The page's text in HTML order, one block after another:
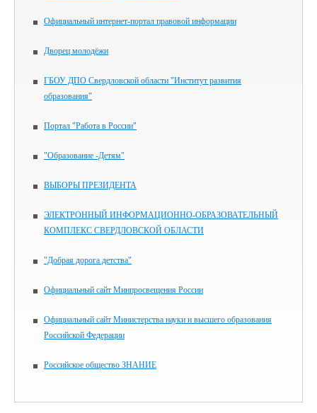
Официальный интернет-портал правовой информации
Дворец молодёжи
ГБОУ ДПО Свердловской области "Институт развития
образования"
Портал "Работа в России"
"Образование -Детям"
ВЫБОРЫ ПРЕЗИДЕНТА
ЭЛЕКТРОННЫЙ ИНФОРМАЦИОННО-ОБРАЗОВАТЕЛЬНЫЙ
КОМПЛЕКС СВЕРДЛОВСКОЙ ОБЛАСТИ
"Добрая дорога детства"
Официальный сайт Минпросвещения России
Официальный сайт Министерства науки и высшего образования
Российской Федерации
Российское общество ЗНАНИЕ